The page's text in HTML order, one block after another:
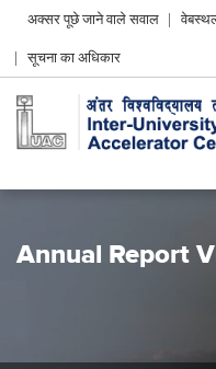
Header
menu
अक्सर पूछे जाने वाले सवाल
सूचना का अधिकार
Annual Report